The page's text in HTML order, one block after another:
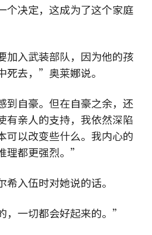
个决定，这成为了这个家庭
加入武装部队，因为他的孩
死去，”奥莱娜说。
到自豪。但在自豪之余，还
亲人的支持，我依然深陷
可以改变些什么。我内心的
理都更强烈。”
入伍时对她说的话。
，一切都会好起来的。”